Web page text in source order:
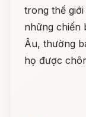
trong thế
những chiến
Âu, thường
họ được